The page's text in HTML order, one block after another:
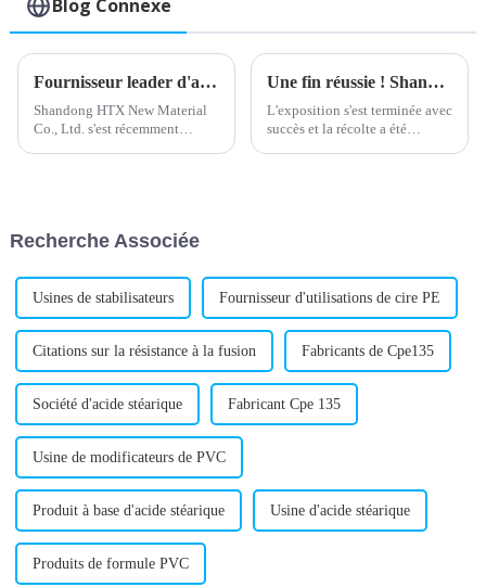
Blog Connexe
Fournisseur leader d'adjuvants de traitement du PVC
Shandong HTX New Material
Co., Ltd. s'est récemment
la fourniture de produits de
Une fin réussie ! Shandong HTX New Material Co., Ltd participe au Salon international de l'emballage plastique du Nigeria !
L'exposition s'est terminée avec
succès et la récolte a été
Recherche Associée
Usines de stabilisateurs Fournisseur d'utilisations de cire PE
Citations sur la résistance à la fusion Fabricants de Cpe135
Société d'acide stéarique Fabricant Cpe 135
Usine de modificateurs de PVC
Produit à base d'acide stéarique Usine d'acide stéarique
Produits de formule PVC